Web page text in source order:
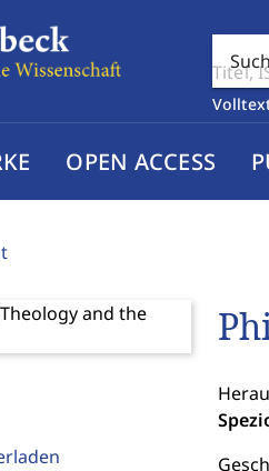
OPEN ACCESS